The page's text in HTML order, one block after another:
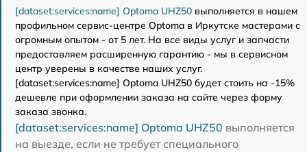
[dataset:services:name] Optoma UHZ50 выполняется в нашем
профильном сервис-центре Optoma в Иркутске мастерами с
огромным опытом - от 5 лет. На все виды услуг и запчасти
предоставляем расширенную гарантию - мы в сервисном
центр уверены в качестве наших услуг.
[dataset:services:name] Optoma UHZ50 будет стоить на -15%
дешевле при оформлении заказа на сайте через форму
заказа звонка.
[dataset:services:name] Optoma UHZ50 выполняется
на выезде, если не требует специального